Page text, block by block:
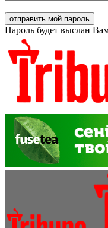
Пароль будет выслан